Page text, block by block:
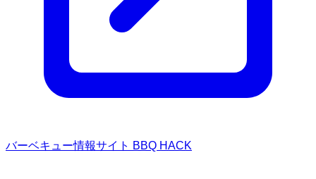
バーベキュー情報サイト BBQ HACK